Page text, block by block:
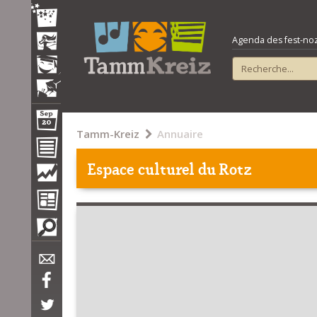
Agenda des fest-
Tamm-Kreiz Annuaire
Espace culturel du Rotz